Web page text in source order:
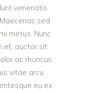
venenatis
sed
metus. Nunc
et, auctor sit
ac rhoncus
vitae arcu
eu ex